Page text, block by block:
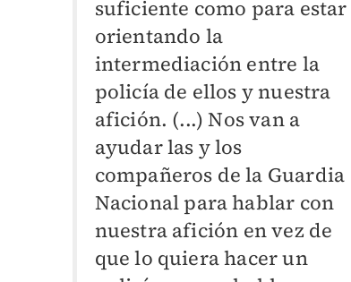
suficiente como para estar
orientando la
intermediación entre la
policía de ellos y nuestra
afición. (...) Nos van a
ayudar las y los
compañeros de la Guardia
Nacional para hablar con
nuestra afición en vez de
que lo quiera hacer un